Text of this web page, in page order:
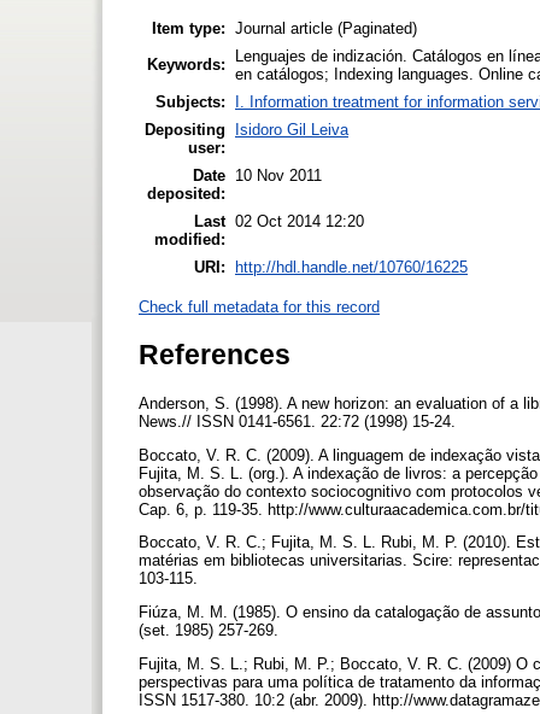
Item type: Journal article (Paginated)
Keywords:
Lenguajes de indización. Catálogos en
en catálogos; Indexing languages. Online
Subjects:
I. Information treatment for information
Depositing
user:
Isidoro Gil Leiva
Date
deposited:
10 Nov 2011
Last
modified:
02 Oct 2014 12:20
URI: http://hdl.handle.net/10760/16225
Check full metadata for this record
References
Anderson, S. (1998). A new horizon: an evaluation of a
News.// ISSN 0141-6561. 22:72 (1998) 15-24.
Boccato, V. R. C. (2009). A linguagem de indexação
Fujita, M. S. L. (org.). A indexação de livros: a
observação do contexto sociocognitivo com protocolos
Cap. 6, p. 119-35. http://www.culturaacademica.com.br/
Boccato, V. R. C.; Fujita, M. S. L. Rubi, M. P. (2010).
matérias em bibliotecas universitarias. Scire:
103-115.
Fiúza, M. M. (1985). O ensino da catalogação de
(set. 1985) 257-269.
Fujita, M. S. L.; Rubi, M. P.; Boccato, V. R. C. (2009) O
perspectivas para uma política de tratamento da
ISSN 1517-380. 10:2 (abr. 2009). http://